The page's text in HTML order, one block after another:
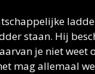
staan. Hij
je niet weet
mag allemaal